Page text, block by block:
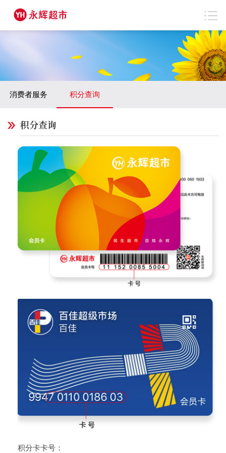
消费者服务 积分查询
积分查询
积分卡卡号：